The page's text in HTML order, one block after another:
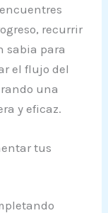
recurrir
sabia para
el flujo del
una
y eficaz.
tus